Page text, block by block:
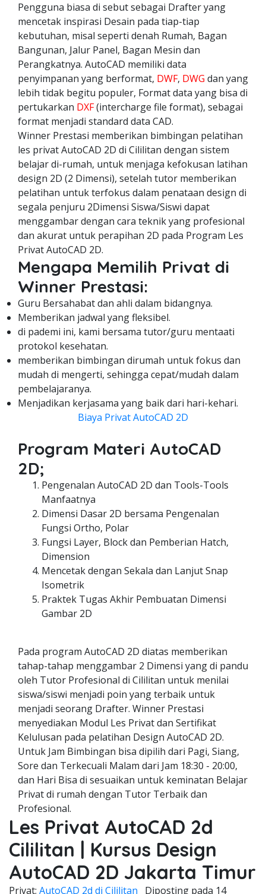
Pengguna biasa di sebut sebagai Drafter yang
mencetak inspirasi Desain pada tiap-tiap
kebutuhan, misal seperti denah Rumah, Bagan
Bangunan, Jalur Panel, Bagan Mesin dan
Perangkatnya. AutoCAD memiliki data
penyimpanan yang berformat, DWF, DWG dan yang
lebih tidak begitu populer, Format data yang bisa di
pertukarkan DXF(intercharge file format), sebagai
format menjadi standard data CAD.
Winner Prestasi memberikan bimbingan pelatihan
les privat AutoCAD 2D di Cililitan dengan sistem
belajar di-rumah, untuk menjaga kefokusan latihan
design 2D (2 Dimensi), setelah tutor memberikan
pelatihan untuk terfokus dalam penataan design di
segala penjuru 2Dimensi Siswa/Siswi dapat
menggambar dengan cara teknik yang profesional
dan akurat untuk perapihan 2D pada Program Les
Privat AutoCAD 2D.
Mengapa Memilih Privat di
Winner Prestasi:
Guru Bersahabat dan ahli dalam bidangnya.
Memberikan jadwal yang fleksibel.
di pademi ini, kami bersama tutor/guru mentaati
protokol kesehatan.
memberikan bimbingan dirumah untuk fokus dan
mudah di mengerti, sehingga cepat/mudah dalam
pembelajaranya.
Menjadikan kerjasama yang baik dari hari-kehari.
Biaya Privat AutoCAD 2D
Program Materi AutoCAD
2D;
Pengenalan AutoCAD 2D dan Tools-Tools
Manfaatnya
Dimensi Dasar 2D bersama Pengenalan
Fungsi Ortho, Polar
Fungsi Layer, Block dan Pemberian Hatch,
Dimension
Mencetak dengan Sekala dan Lanjut Snap
Isometrik
Praktek Tugas Akhir Pembuatan Dimensi
Gambar 2D
Pada program AutoCAD 2D diatas memberikan
tahap-tahap menggambar 2 Dimensi yang di pandu
oleh Tutor Profesional di Cililitan untuk menilai
siswa/siswi menjadi poin yang terbaik untuk
menjadi seorang Drafter. Winner Prestasi
menyediakan Modul Les Privat dan Sertifikat
Kelulusan pada pelatihan Design AutoCAD 2D.
Untuk Jam Bimbingan bisa dipilih dari Pagi, Siang,
Sore dan Terkecuali Malam dari Jam 18:30 - 20:00,
dan Hari Bisa di sesuaikan untuk keminatan Belajar
Privat di rumah dengan Tutor Terbaik dan
Profesional.
Les Privat AutoCAD 2d
Cililitan | Kursus Design
AutoCAD 2D Jakarta Timur
Privat; AutoCAD 2d di Cililitan Diposting pada 14